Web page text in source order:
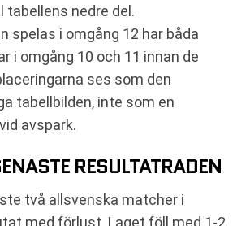
tabellens nedre del.
spelas i omgång 12 har båda
i omgång 10 och 11 innan de
ses som den
tabellbilden, inte som en
avspark.
RESULTATRADEN
två allsvenska matcher i
med förlust. Laget föll med 1-2